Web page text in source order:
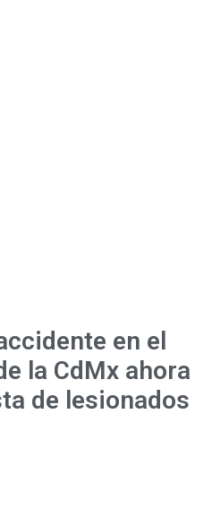
en el
la CdMx ahora
de lesionados